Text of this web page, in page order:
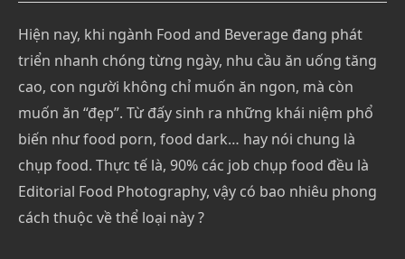
Hiện nay, khi ngành Food and Beverage đang phát
triển nhanh chóng từng ngày, nhu cầu ăn uống tăng
cao, con người không chỉ muốn ăn ngon, mà còn
muốn ăn “đẹp”. Từ đấy sinh ra những khái niệm phổ
biến như food porn, food dark… hay nói chung là
chụp food. Thực tế là, 90% các job chụp food đều là
Editorial Food Photography, vậy có bao nhiêu phong
cách thuộc về thể loại này ?